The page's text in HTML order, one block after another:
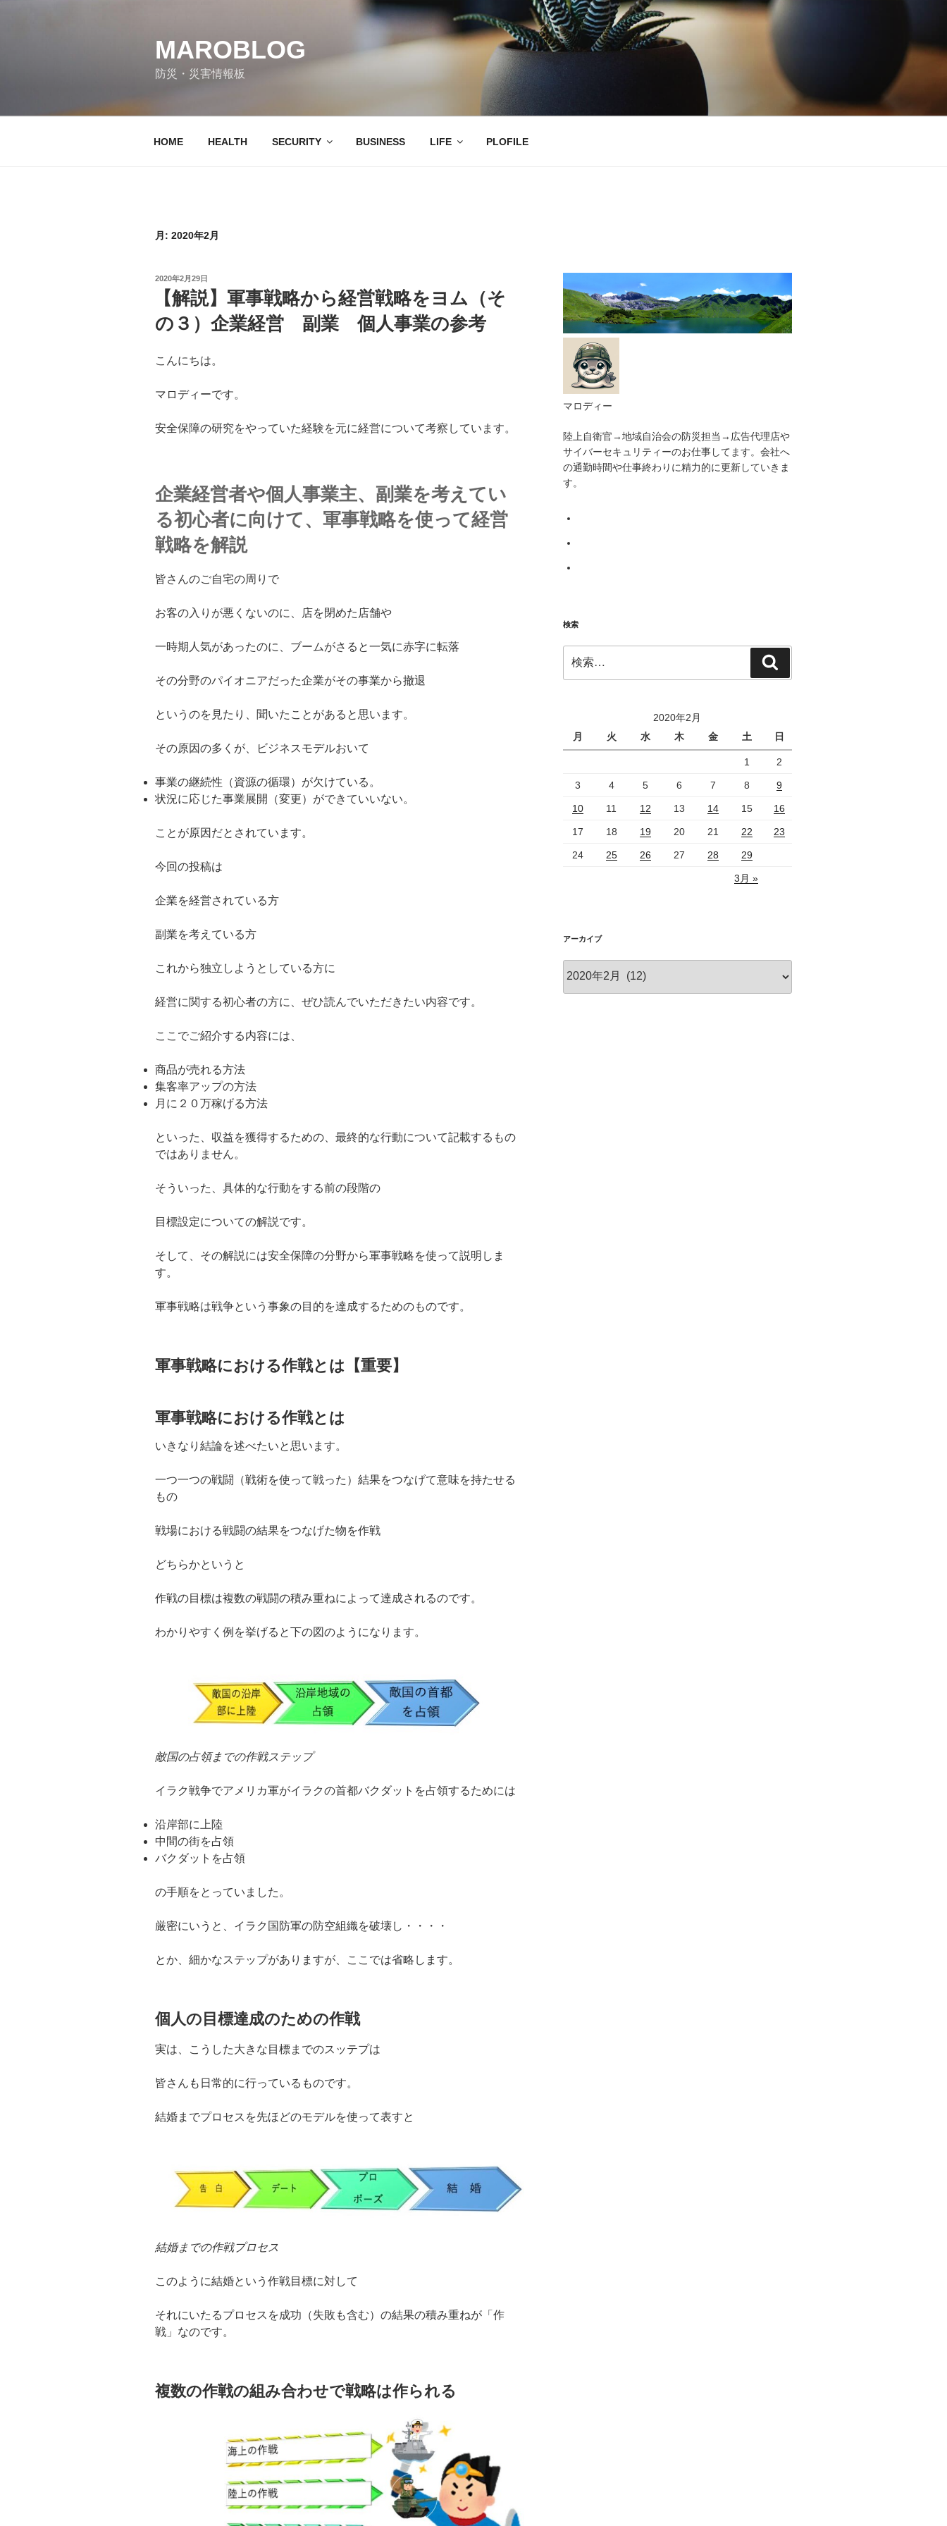
MAROBLOG
防災・災害情報板
HOME HEALTH SECURITY BUSINESS LIFE PLOFILE
月: 2020年2月
投
2020年2月29日
【解説】軍事戦略から経営戦略をヨム（そ
の３）企業経営 副業 個人事業の参考
こんにちは。
マロディーです。
安全保障の研究をやっていた経験を元に経営について考察しています。
企業経営者や個人事業主、副業を考えてい
る初心者に向けて、軍事戦略を使って経営
戦略を解説
皆さんのご自宅の周りで
お客の入りが悪くないのに、 店を閉めた店舗や
一時期人気があったのに、ブームがさると一気に赤字に転落
その分野のパイオニアだった企業がその事業から撤退
というのを見たり、聞いたことがあると思います。
その原因の多くが、ビジネスモデルおいて
事業の継続性（資源の循環） が欠けている。
状況に応じた事業展開（変更） ができていいない。
ことが原因だとされています。
今回の投稿は
企業を経営されている方
副業を考えている方
これから独立しようとしている方に
経営に関する初心者の方に、ぜひ読んでいただきたい内容です。
ここでご紹介する内容には、
商品が売れる方法
集客率アップの方法
月に２０万稼げる方法
といった、収益を獲得するための、最終的な行動について記載するもの
ではありません。
そういった、具体的な行動をする前の段階の
目標設定についての解説です。
そして、その解説には安全保障の分野から軍事戦略を使って説明しま
す。
軍事戦略は戦争という事象の目的を達成するためのものです。
軍事戦略における作戦とは【重要】
軍事戦略における作戦とは
いきなり結論を述べたいと思います。
一つ一つの戦闘（戦術を使って戦った）結果をつなげて意味を持たせる
もの
戦場における戦闘の結果をつなげた物を作戦
どちらかというと
作戦の目標は複数の戦闘の積み重ねによって達成されるのです。
わかりやすく例を挙げると下の図のようになります。
敵国の占領までの作戦ステップ
イラク戦争でアメリカ軍がイラクの首都バクダットを占領するためには
沿岸部に上陸
中間の街を占領
バクダットを占領
の手順をとっていました。
厳密にいうと、イラク国防軍の防空組織を破壊し・・・・
とか、細かなステップがありますが、ここでは省略します。
個人の目標達成のための作戦
実は、こうした大きな目標までのスッテプは
皆さんも日常的に行っているものです。
結婚までプロセスを先ほどのモデルを使って表すと
結婚までの作戦プロセス
このように結婚という作戦目標に対して
それにいたるプロセスを成功（失敗も含む）の結果の積み重ねが「作
戦」なのです。
複数の作戦の組み合わせで戦略は作られる
マロディー
陸上自衛官→地域自治会の防災担当→広告代理店や
サイバーセキュリティーのお仕事してます。会社へ
の通勤時間や仕事終わりに精力的に更新していきま
す。
検索
索:
索
2020年2月
月
火 水 木 金 土 日
1 2
3 4 5 6 7 8 9
10 11 12 13 14 15 16
17 18 19 20 21 22 23
24 25 26 27 28 29
3月 »
アーカイブ
ー